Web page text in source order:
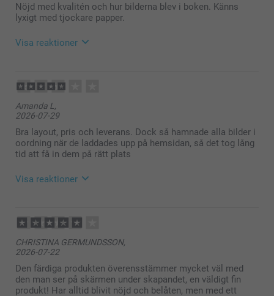
Nöjd med kvalitén och hur bilderna blev i boken. Känns
lyxigt med tjockare papper.
Visa reaktioner
12:13
Stort tack för dina ⭐️⭐️⭐️⭐️⭐️ och omdöme av våra
fotoböcker. Det är ett så fint sätt att samla ihop sina
minnen och skapa sin egen berättelse i bilder. Tack
för att du valt att beställa hos oss.
Soliga hälsningar
Kirsi @smartphoto
Amanda L,
2026-07-29
Bra layout, pris och leverans. Dock så hamnade alla bilder i
oordning när de laddades upp på hemsidan, så det tog lång
tid att få in dem på rätt plats
Visa reaktioner
12:12
Vad roligt att du blev nöjd med layouten, priset och
leveransen av din fotobok!
Samtidigt förstår vi verkligen att det blev
CHRISTINA GERMUNDSSON,
2026-07-22
Den färdiga produkten överensstämmer mycket väl med
den man ser på skärmen under skapandet, en väldigt fin
produkt! Har alltid blivit nöjd och belåten, men med ett